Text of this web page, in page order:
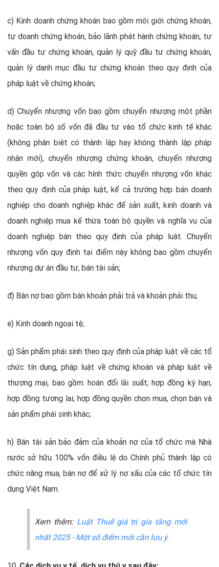
c) Kinh doanh chứng khoán bao gồm môi giới chứng khoán,
tự doanh chứng khoán, bảo lãnh phát hành chứng khoán, tư
vấn đầu tư chứng khoán, quản lý quỹ đầu tư chứng khoán,
quản lý danh mục đầu tư chứng khoán theo quy định của
pháp luật về chứng khoán;
d) Chuyển nhượng vốn bao gồm chuyển nhượng một phần
hoặc toàn bộ số vốn đã đầu tư vào tổ chức kinh tế khác
(không phân biệt có thành lập hay không thành lập pháp
nhân mới), chuyển nhượng chứng khoán, chuyển nhượng
quyền góp vốn và các hình thức chuyển nhượng vốn khác
theo quy định của pháp luật, kể cả trường hợp bán doanh
nghiệp cho doanh nghiệp khác để sản xuất, kinh doanh và
doanh nghiệp mua kế thừa toàn bộ quyền và nghĩa vụ của
doanh nghiệp bán theo quy định của pháp luật. Chuyển
nhượng vốn quy định tại điểm này không bao gồm chuyển
nhượng dự án đầu tư, bán tài sản;
đ) Bán nợ bao gồm bán khoản phải trả và khoản phải thu;
e) Kinh doanh ngoại tệ;
g) Sản phẩm phái sinh theo quy định của pháp luật về các tổ
chức tín dụng, pháp luật về chứng khoán và pháp luật về
thương mại, bao gồm: hoán đổi lãi suất; hợp đồng kỳ hạn;
hợp đồng tương lai; hợp đồng quyền chọn mua, chọn bán và
sản phẩm phái sinh khác;
h) Bán tài sản bảo đảm của khoản nợ của tổ chức mà Nhà
nước sở hữu 100% vốn điều lệ do Chính phủ thành lập có
chức năng mua, bán nợ để xử lý nợ xấu của các tổ chức tín
dụng Việt Nam.
Xem thêm: Luật Thuế giá trị gia tăng mới
nhất 2025 - Một số điểm mới cần lưu ý